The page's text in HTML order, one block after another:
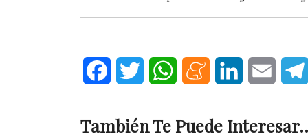
FacebookTwitter WhatsAppMeneameLinkedInEmail
También Te Puede